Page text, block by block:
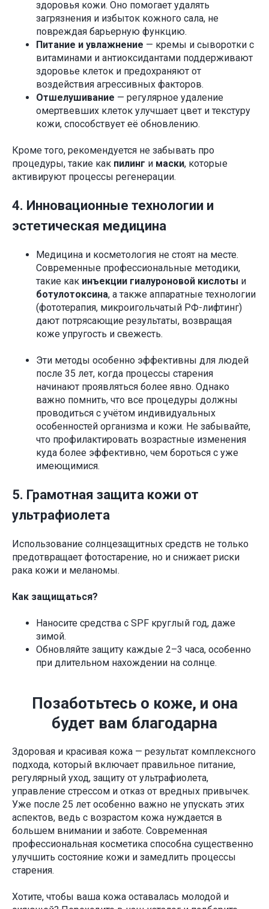
здоровья кожи. Оно помогает удалять
загрязнения и избыток кожного сала, не
повреждая барьерную функцию.
Питание и увлажнение — кремы и сыворотки с
витаминами и антиоксидантами поддерживают
здоровье клеток и предохраняют от
воздействия агрессивных факторов.
Отшелушивание — регулярное удаление
омертвевших клеток улучшает цвет и текстуру
кожи, способствует её обновлению.
Кроме того, рекомендуется не забывать про
процедуры, такие как пилинг и маски, которые
активируют процессы регенерации.
4. Инновационные технологии и
эстетическая медицина
Медицина и косметология не стоят на месте.
Современные профессиональные методики,
такие как инъекции гиалуроновой кислоты и
ботулотоксина, а также аппаратные технологии
(фототерапия, микроигольчатый РФ-лифтинг)
дают потрясающие результаты, возвращая
коже упругость и свежесть.
Эти методы особенно эффективны для людей
после 35 лет, когда процессы старения
начинают проявляться более явно. Однако
важно помнить, что все процедуры должны
проводиться с учётом индивидуальных
особенностей организма и кожи. Не забывайте,
что профилактировать возрастные изменения
куда более эффективно, чем бороться с уже
имеющимися.
5. Грамотная защита кожи от
ультрафиолета
Использование солнцезащитных средств не только
предотвращает фотостарение, но и снижает риски
рака кожи и меланомы.
Как защищаться?
Наносите средства с SPF круглый год, даже
зимой.
Обновляйте защиту каждые 2–3 часа, особенно
при длительном нахождении на солнце.
Позаботьтесь о коже, и она
будет вам благодарна
Здоровая и красивая кожа — результат комплексного
подхода, который включает правильное питание,
регулярный уход, защиту от ультрафиолета,
управление стрессом и отказ от вредных привычек.
Уже после 25 лет особенно важно не упускать этих
аспектов, ведь с возрастом кожа нуждается в
большем внимании и заботе. Современная
профессиональная косметика способна существенно
улучшить состояние кожи и замедлить процессы
старения.
Хотите, чтобы ваша кожа оставалась молодой и